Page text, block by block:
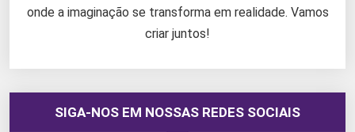
onde a imaginação se transforma em realidade. Vamos
criar juntos!
SIGA-NOS EM NOSSAS REDES SOCIAIS